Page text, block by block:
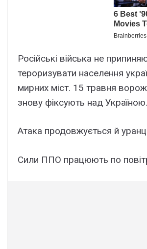
Російські війська не
тероризувати населення
мирних міст. 15 травня
знову фіксують над Україною.
Атака продовжується й
Сили ППО працюють по